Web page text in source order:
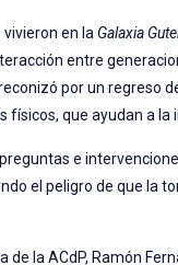
en la Galaxia
entre
por un regreso
que ayudan a la
e
el peligro de que la
la ACdP, Ramón